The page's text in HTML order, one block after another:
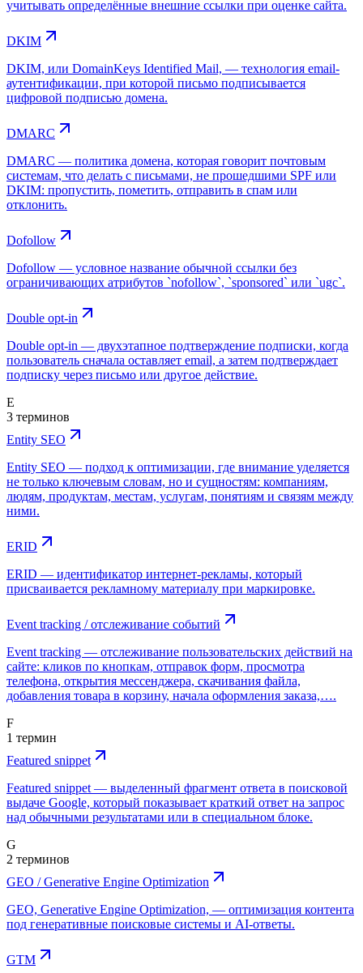
учитывать определённые внешние ссылки при оценке сайта.
DKIM
DKIM, или DomainKeys Identified Mail, — технология email-
аутентификации, при которой письмо подписывается
цифровой подписью домена.
DMARC
DMARC — политика домена, которая говорит почтовым
системам, что делать с письмами, не прошедшими SPF или
DKIM: пропустить, пометить, отправить в спам или
отклонить.
Dofollow
Dofollow — условное название обычной ссылки без
ограничивающих атрибутов `nofollow`, `sponsored` или `ugc`.
Double opt-in
Double opt-in — двухэтапное подтверждение подписки, когда
пользователь сначала оставляет email, а затем подтверждает
подписку через письмо или другое действие.
E
3 терминов
Entity SEO
Entity SEO — подход к оптимизации, где внимание уделяется
не только ключевым словам, но и сущностям: компаниям,
людям, продуктам, местам, услугам, понятиям и связям между
ними.
ERID
ERID — идентификатор интернет-рекламы, который
присваивается рекламному материалу при маркировке.
Event tracking / отслеживание событий
Event tracking — отслеживание пользовательских действий на
сайте: кликов по кнопкам, отправок форм, просмотра
телефона, открытия мессенджера, скачивания файла,
добавления товара в корзину, начала оформления заказа,….
F
1 термин
Featured snippet
Featured snippet — выделенный фрагмент ответа в поисковой
выдаче Google, который показывает краткий ответ на запрос
над обычными результатами или в специальном блоке.
G
2 терминов
GEO / Generative Engine Optimization
GEO, Generative Engine Optimization, — оптимизация контента
под генеративные поисковые системы и AI-ответы.
GTM